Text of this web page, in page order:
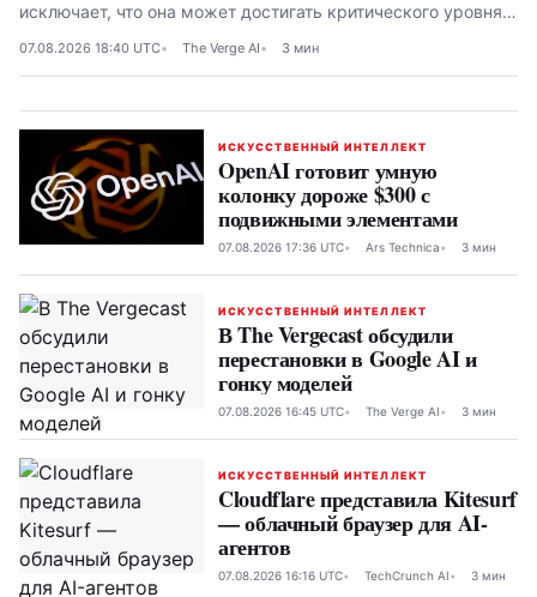
исключает, что она может достигать критического уровня
07.08.2026 18:40 UTC The Verge AI 3 мин
ИСКУССТВЕННЫЙ ИНТЕЛЛЕКТ
OpenAI готовит умную
колонку дороже $300 с
подвижными элементами
07.08.2026 17:36 UTC Ars Technica 3 мин
ИСКУССТВЕННЫЙ ИНТЕЛЛЕКТ
В The Vergecast обсудили
перестановки в Google AI и
гонку моделей
07.08.2026 16:45 UTC The Verge AI 3 мин
ИСКУССТВЕННЫЙ ИНТЕЛЛЕКТ
Cloudflare представила Kitesurf
— облачный браузер для AI-
агентов
07.08.2026 16:16 UTC TechCrunch AI 3 мин